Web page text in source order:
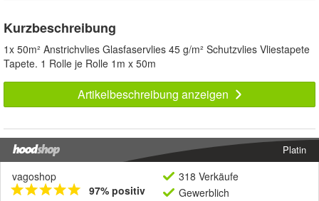
Kurzbeschreibung
1x 50m² Anstrichvlies Glasfaservlies 45 g/m² Schutzvlies Vliestapete
Tapete. 1 Rolle je Rolle 1m x 50m
Artikelbeschreibung anzeigen
Platin
vagoshop
97% positiv
318 Verkäufe
Gewerblich